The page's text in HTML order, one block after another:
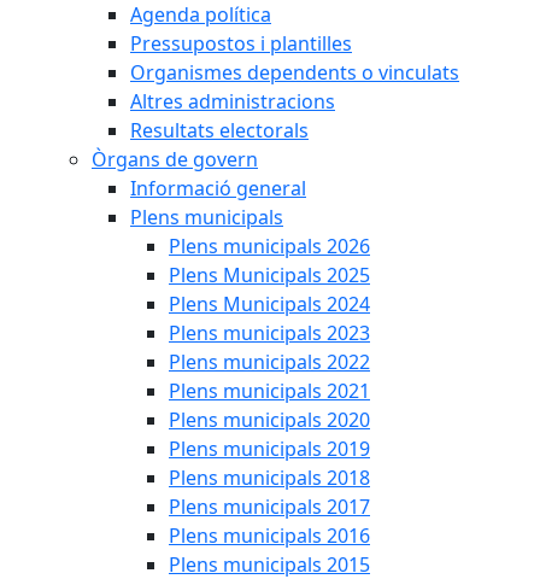
Agenda política
Pressupostos i plantilles
Organismes dependents o vinculats
Altres administracions
Resultats electorals
Òrgans de govern
Informació general
Plens municipals
Plens municipals 2026
Plens Municipals 2025
Plens Municipals 2024
Plens municipals 2023
Plens municipals 2022
Plens municipals 2021
Plens municipals 2020
Plens municipals 2019
Plens municipals 2018
Plens municipals 2017
Plens municipals 2016
Plens municipals 2015